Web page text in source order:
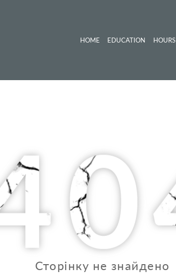
HOME EDUCATION HOURS
Сторінку не знайдено